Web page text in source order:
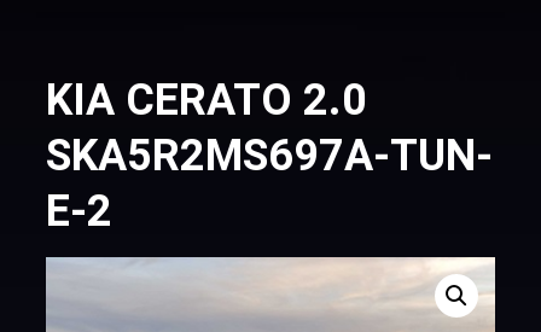
KIA CERATO 2.0
SKA5R2MS697A-TUN-
E-2